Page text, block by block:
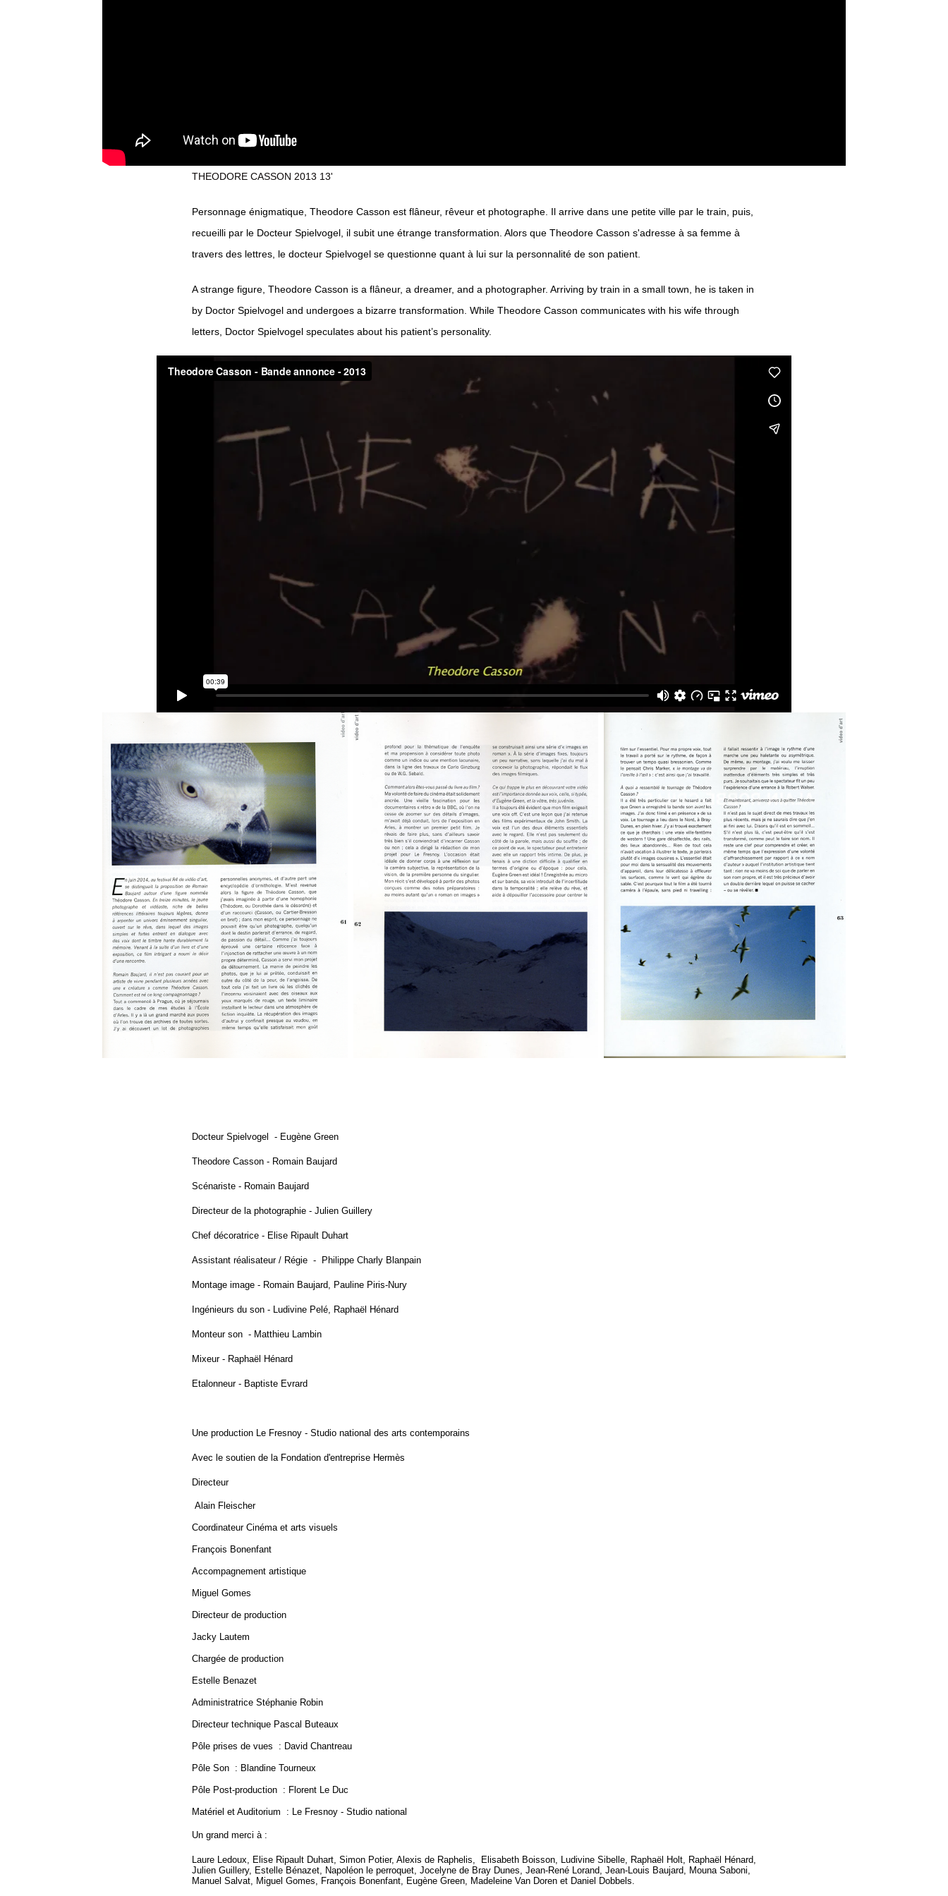
THEODORE CASSON 2013 13'
Personnage énigmatique, Theodore Casson est flâneur, rêveur et photographe. Il arrive dans une petite ville par le train, puis,
recueilli par le Docteur Spielvogel, il subit une étrange transformation. Alors que Theodore Casson s'adresse à sa femme à
travers des lettres, le docteur Spielvogel se questionne quant à lui sur la personnalité de son patient.
A strange figure, Theodore Casson is a flâneur, a dreamer, and a photographer. Arriving by train in a small town, he is taken in
by Doctor Spielvogel and undergoes a bizarre transformation. While Theodore Casson communicates with his wife through
letters, Doctor Spielvogel speculates about his patient’s personality.
Docteur Spielvogel - Eugène Green
Theodore Casson - Romain Baujard
Scénariste - Romain Baujard
Directeur de la photographie - Julien Guillery
Chef décoratrice - Elise Ripault Duhart
Assistant réalisateur / Régie - Philippe Charly Blanpain
Montage image - Romain Baujard, Pauline Piris-Nury
Ingénieurs du son - Ludivine Pelé, Raphaël Hénard
Monteur son - Matthieu Lambin
Mixeur - Raphaël Hénard
Etalonneur - Baptiste Evrard
Une production Le Fresnoy - Studio national des arts contemporains
Avec le soutien de la Fondation d'entreprise Hermès
Directeur
Alain Fleischer
Coordinateur Cinéma et arts visuels
François Bonenfant
Accompagnement artistique
Miguel Gomes
Directeur de production
Jacky Lautem
Chargée de production
Estelle Benazet
Administratrice Stéphanie Robin
Directeur technique Pascal Buteaux
Pôle prises de vues : David Chantreau
Pôle Son : Blandine Tourneux
Pôle Post-production : Florent Le Duc
Matériel et Auditorium : Le Fresnoy - Studio national
Un grand merci à :
Laure Ledoux, Elise Ripault Duhart, Simon Potier, Alexis de Raphelis, Elisabeth Boisson, Ludivine Sibelle, Raphaël Holt, Raphaël Hénard,
Julien Guillery, Estelle Bénazet, Napoléon le perroquet, Jocelyne de Bray Dunes, Jean-René Lorand, Jean-Louis Baujard, Mouna Saboni,
Manuel Salvat, Miguel Gomes, François Bonenfant, Eugène Green, Madeleine Van Doren et Daniel Dobbels.